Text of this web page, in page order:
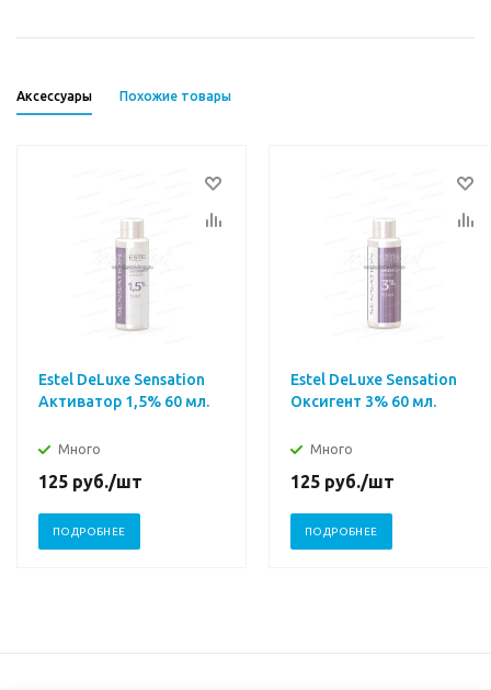
Аксессуары Похожие товары
Estel DeLuxe Sensation
Активатор 1,5% 60 мл.
Много
125 руб./шт
ПОДРОБНЕЕ
Estel DeLuxe Sensation
Оксигент 3% 60 мл.
Много
125 руб./шт
ПОДРОБНЕЕ